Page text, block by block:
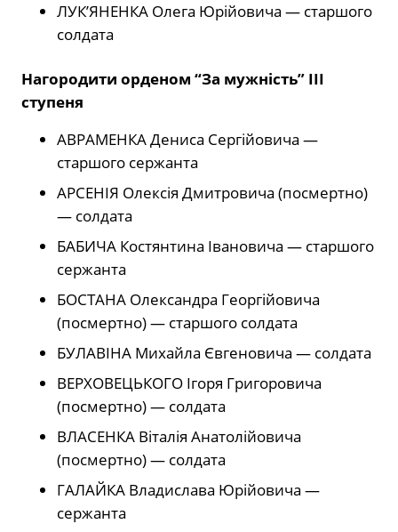
ЛУК’ЯНЕНКА Олега Юрійовича — старшого
солдата
Нагородити орденом “За мужність” ІІІ
ступеня
АВРАМЕНКА Дениса Сергійовича —
старшого сержанта
АРСЕНІЯ Олексія Дмитровича (посмертно)
— солдата
БАБИЧА Костянтина Івановича — старшого
сержанта
БОСТАНА Олександра Георгійовича
(посмертно) — старшого солдата
БУЛАВІНА Михайла Євгеновича — солдата
ВЕРХОВЕЦЬКОГО Ігоря Григоровича
(посмертно) — солдата
ВЛАСЕНКА Віталія Анатолійовича
(посмертно) — солдата
ГАЛАЙКА Владислава Юрійовича —
сержанта